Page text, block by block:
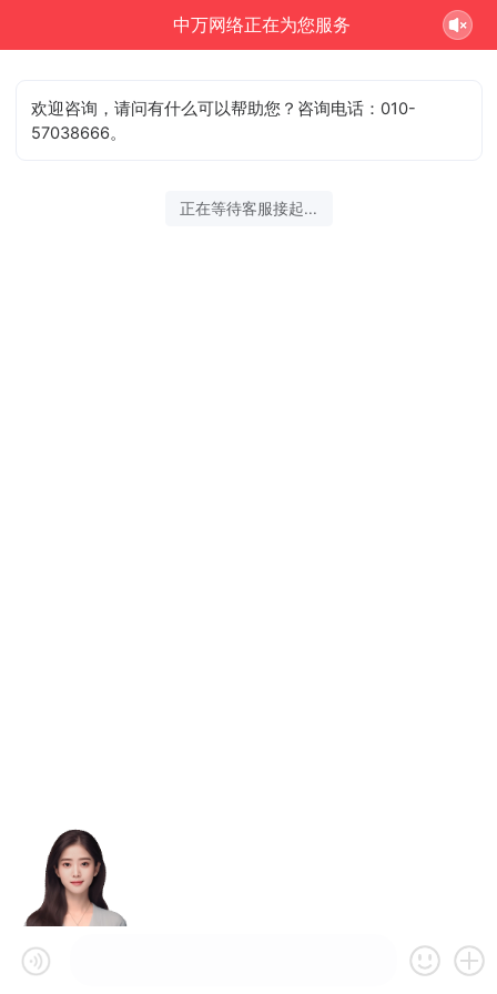
中万网络正在为您服务
欢迎咨询，请问有什么可以帮助您？咨询电话：010-
57038666。
正在等待客服接起...